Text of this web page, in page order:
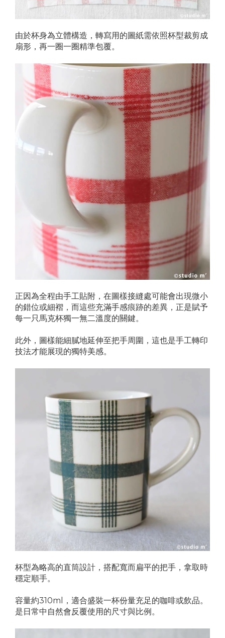
由於杯身為立體構造，轉寫用的圖紙需依照杯型裁剪成
扇形，再一圈一圈精準包覆。
正因為全程由手工貼附，在圖樣接縫處可能會出現微小
的錯位或細褶，而這些充滿手感痕跡的差異，正是賦予
每一只馬克杯獨一無二溫度的關鍵。
此外，圖樣能細膩地延伸至把手周圍，這也是手工轉印
技法才能展現的獨特美感。
杯型為略高的直筒設計，搭配寬而扁平的把手，拿取時
穩定順手。
容量約310ml，適合盛裝一杯份量充足的咖啡或飲品。
是日常中自然會反覆使用的尺寸與比例。